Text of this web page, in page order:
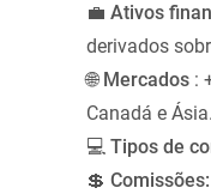
💼 Ativos
derivados
🌐 Mercados :
Canadá e Ásia.
💻 Tipos de
💲 Comissões: